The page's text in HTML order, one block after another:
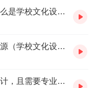
敬观-学校文化设计的定义。究竟什么是学校文化设计？（刘海滨）
敬观-学校文化设计形成的过程及渊源（学校文化设计和校园文化设计的关系与区别
敬观-学校文化的培育和生成需要设计，且需要专业设计-刘海滨